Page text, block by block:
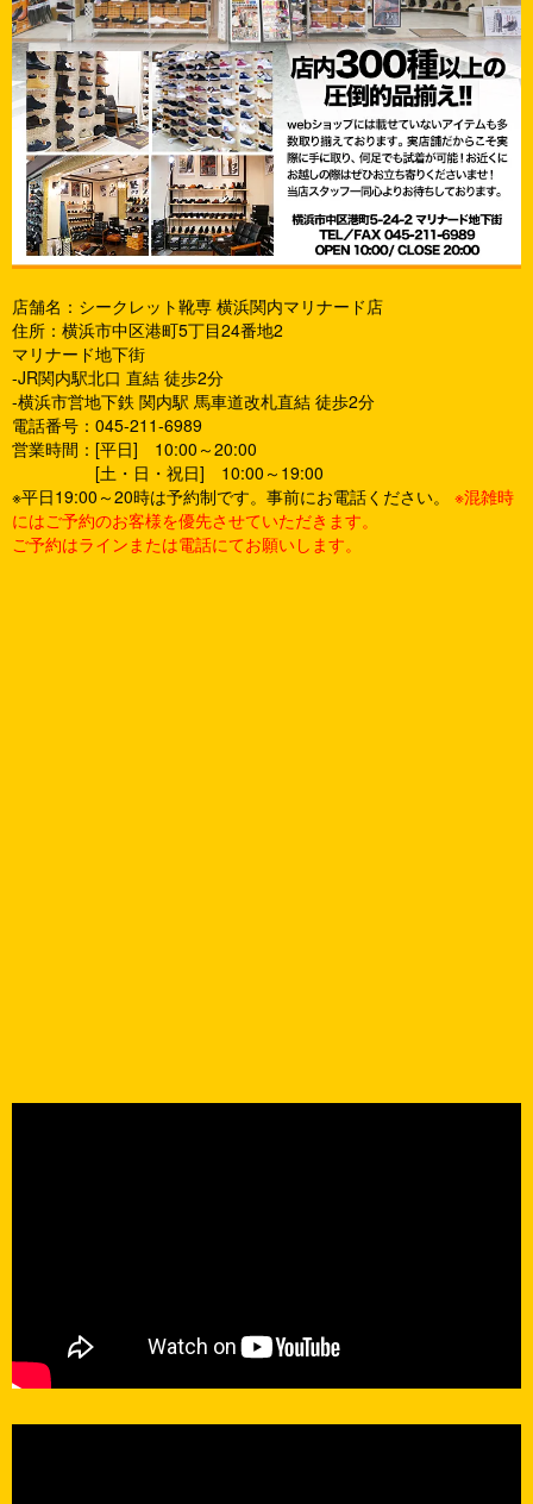
店舗名：シークレット靴専 横浜関内マリナード店
住所：横浜市中区港町5丁目24番地2
マリナード地下街
-JR関内駅北口 直結 徒歩2分
-横浜市営地下鉄 関内駅 馬車道改札直結 徒歩2分
電話番号：045-211-6989
営業時間：[平日] 10:00～20:00
[土・日・祝日] 10:00～19:00
※平日19:00～20時は予約制です。事前にお電話ください。 ※混雑時
にはご予約のお客様を優先させていただきます。
ご予約はラインまたは電話にてお願いします。